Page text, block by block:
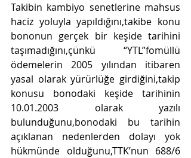
Takibin kambiyo senetlerine mahsus
haciz yoluyla yapıldığını,takibe konu
bononun gerçek bir keşide tarihini
taşımadığını,çünkü “YTL”fomüllü
ödemelerin 2005 yılından itibaren
yasal olarak yürürlüğe girdiğini,takip
konusu bonodaki keşide tarihinin
10.01.2003 olarak yazılı
bulunduğunu,bonodaki bu tarihin
açıklanan nedenlerden dolayı yok
hükmünde olduğunu,TTK’nun 688/6